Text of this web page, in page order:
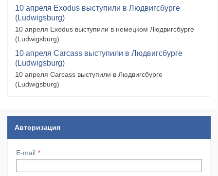
10 апреля Exodus выступили в Людвигсбурге
(Ludwigsburg)
10 апреля Exodus выступили в немецком Людвигсбурге
(Ludwigsburg)
10 апреля Carcass выступили в Людвигсбурге
(Ludwigsburg)
10 апреля Carcass выступили в Людвигсбурге
(Ludwigsburg)
Авторизация
E-mail